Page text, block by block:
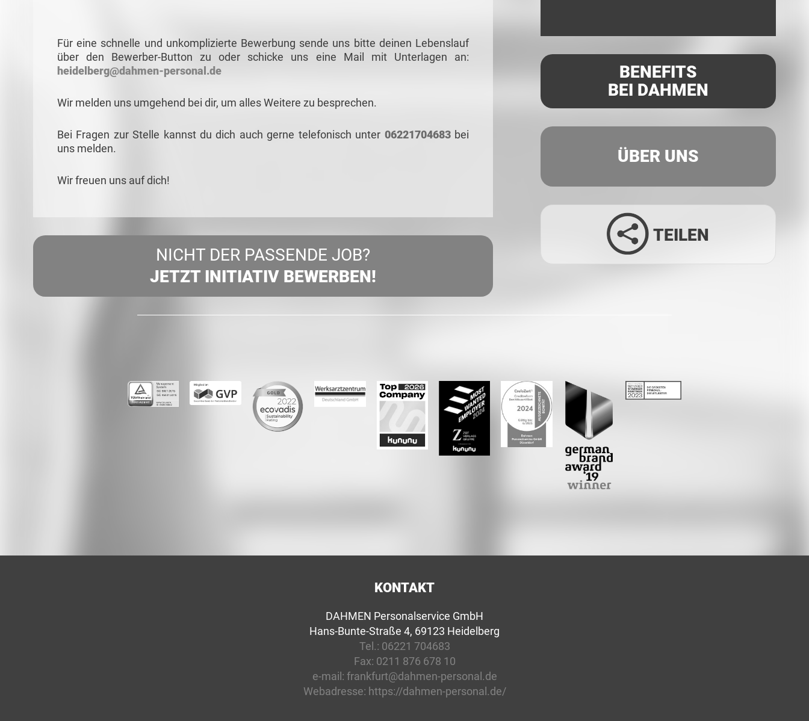
Für eine schnelle und unkomplizierte Bewerbung sende uns bitte deinen Lebenslauf
über den Bewerber-Button zu oder schicke uns eine Mail mit Unterlagen an:
heidelberg@dahmen-personal.de
Wir melden uns umgehend bei dir, um alles Weitere zu besprechen.
Bei Fragen zur Stelle kannst du dich auch gerne telefonisch unter 06221704683 bei
uns melden.
Wir freuen uns auf dich!
NICHT DER PASSENDE JOB?
JETZT INITIATIV BEWERBEN!
BENEFITS
BEI DAHMEN
ÜBER UNS
TEILEN
KONTAKT
DAHMEN Personalservice GmbH
Hans-Bunte-Straße 4, 69123 Heidelberg
Tel.: 06221 704683
Fax: 0211 876 678 10
e-mail: frankfurt@dahmen-personal.de
Webadresse: https://dahmen-personal.de/